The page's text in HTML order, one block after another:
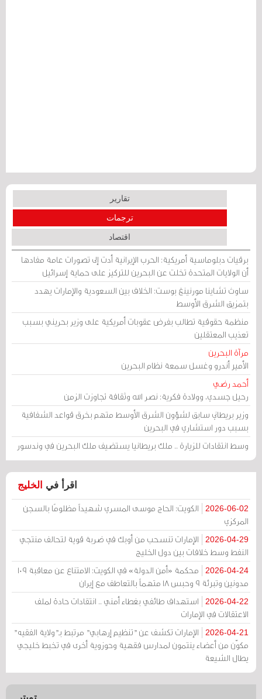
تقارير
ترجمات
اقتصاد
برقيات دبلوماسية أمريكية: الحرب الإيرانية أدت إلى تصورات عامة مفادها
أن الولايات المتحدة تخلت عن البحرين للتركيز على حماية إسرائيل
ساوث تشاينا مورنينغ بوست: الخلاف بين السعودية والإمارات يهدد
بتمزيق الشرق الأوسط
منظمة حقوقية تطالب بفرض عقوبات أمريكية على وزير بحريني بسبب
تعذيب المعتقلين
مرآة البحرين
الأمير أندرو وغسل سمعة نظام البحرين
أحمد رضي
رحيل جسدي، وولادة فكرية: نصر الله وثقافة تجاوزت الزمن
وزير بريطاني سابق لشؤون الشرق الأوسط متهم بخرق قواعد الشفافية
بسبب دور استشاري في البحرين
وسط انتقادات للزيارة .. ملك بريطانيا يستضيف ملك البحرين في وندسور
اقرأ في الخليج
2026-06-02
الكويت: الحاج موسى المسري شهيداً مظلومًا بالسجن
المركزي
2026-04-29
الإمارات تنسحب من أوبك في ضربة قوية لتحالف منتجي
النفط وسط خلافات بين دول الخليج
2026-04-24
محكمة «أمن الدولة» في الكويت: الامتناع عن معاقبة 109
مدونين وتبرئة 9 وحبس 18 متهماً بالتعاطف مع إيران
2026-04-22
استهداف طائفي بغطاء أمني .. انتقادات حادة لملف
الاعتقالات في الإمارات
2026-04-21
الإمارات تكشف عن "تنظيم إرهابي" مرتبط بـ"ولاية الفقيه"
مكوّن من أعضاء ينتمون لمدارس فقهية وحوزوية أخرى في تخبط خليجي
يطال الشيعة